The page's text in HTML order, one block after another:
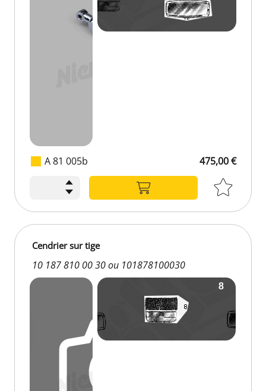
A 81 005b 475,00 €
Cendrier sur tige
10 187 810 00 30 ou 101878100030